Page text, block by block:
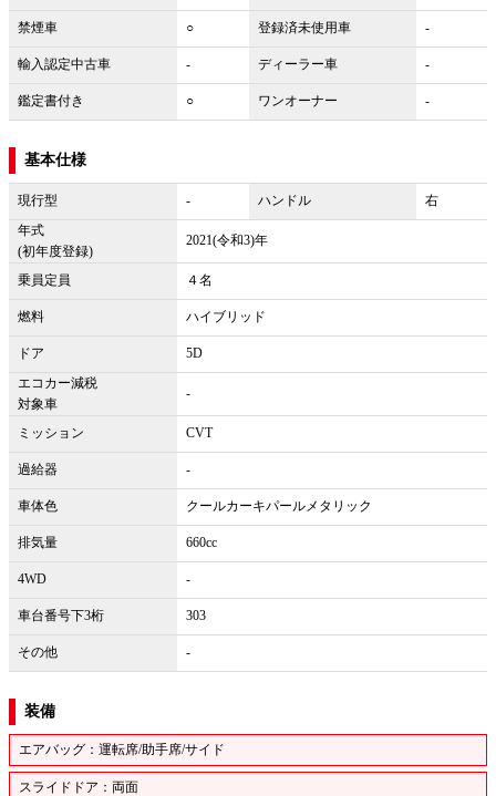
禁煙車 ○ 登録済未使用車 -
輸入認定中古車 - ディーラー車 -
鑑定書付き ○ ワンオーナー -
基本仕様
現行型 - ハンドル
右
年式
(初年度登録)
2021(令和3)年
乗員定員 ４名
燃料 ハイブリッド
ドア
5D
エコカー減税
対象車
-
ミッション CVT
過給器 -
車体色 クールカーキパールメタリック
排気量 660cc
4WD -
車台番号下3桁 303
その他 -
装備
エアバッグ：運転席/助手席/サイド
スライドドア：両面